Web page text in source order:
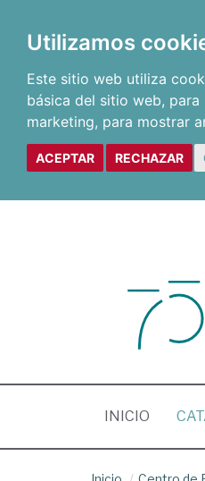
Utilizamos
Este sitio web utiliza
básica del sitio web, para
marketing, para mostrar
ACEPTAR RECHAZAR
INICIO